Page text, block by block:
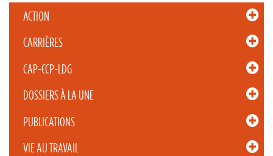
ACTION
CARRIÈRES
CAP-CCP-LDG
DOSSIERS À LA UNE
PUBLICATIONS
VIE AU TRAVAIL